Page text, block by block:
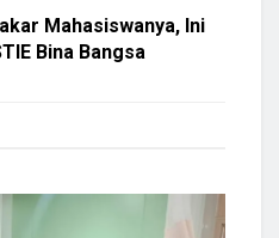
Mahasiswanya, Ini
Bina Bangsa